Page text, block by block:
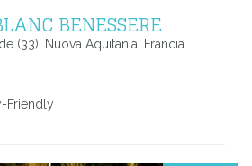
BENESSERE
(33), Nuova Aquitania, Francia
Friendly